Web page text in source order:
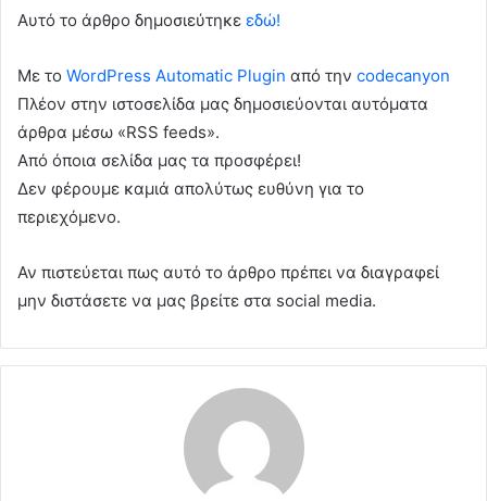
Αυτό το άρθρο δημοσιεύτηκε εδώ!
Με το WordPress Automatic Plugin από την codecanyon
Πλέον στην ιστοσελίδα μας δημοσιεύονται αυτόματα
άρθρα μέσω «RSS feeds».
Από όποια σελίδα μας τα προσφέρει!
Δεν φέρουμε καμιά απολύτως ευθύνη για το
περιεχόμενο.
Αν πιστεύεται πως αυτό το άρθρο πρέπει να διαγραφεί
μην διστάσετε να μας βρείτε στα social media.